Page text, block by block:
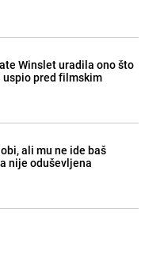
Winslet uradila ono što
pred filmskim
ali mu ne ide baš
nije oduševljena